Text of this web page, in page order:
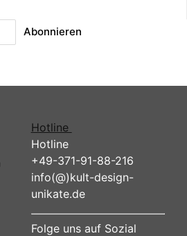
Abonnieren
Hotline
Hotline
+49-371-91-88-216
info(@)kult-design-
unikate.de
Folge uns auf Sozial